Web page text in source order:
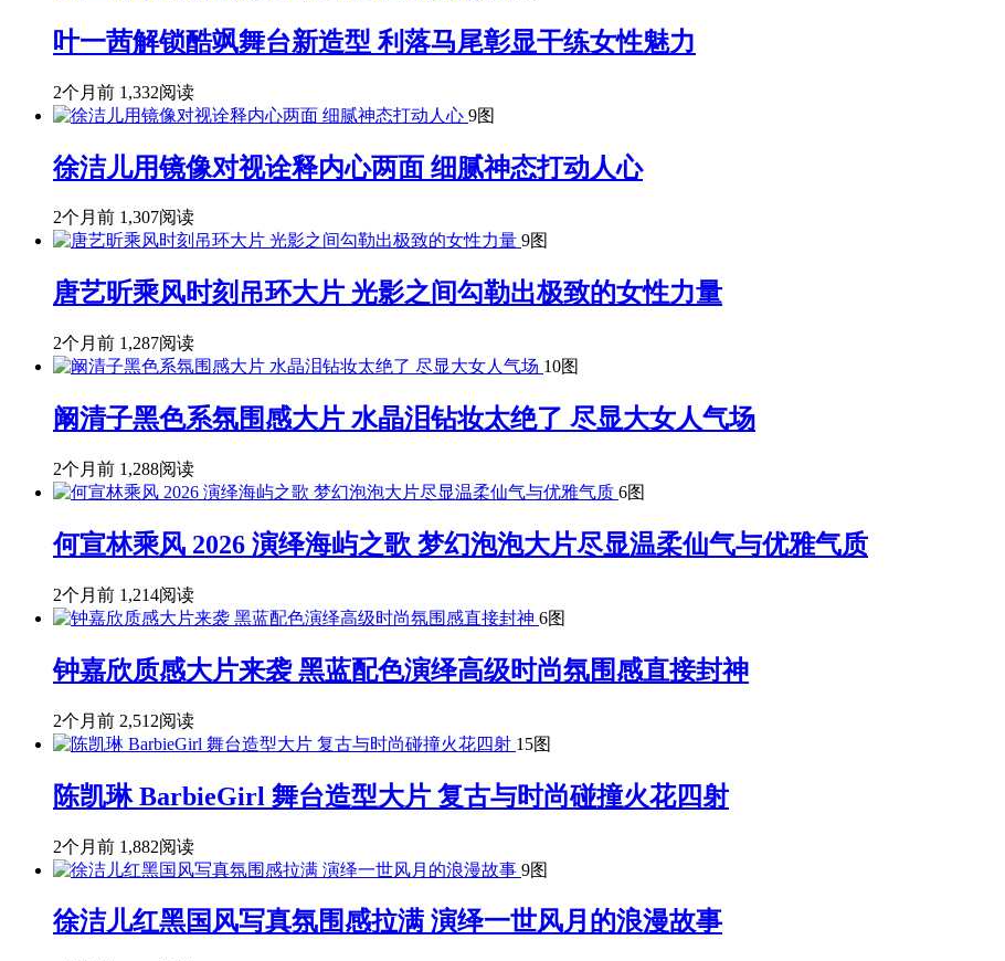
叶一茜解锁酷飒舞台新造型 利落马尾彰显干练女性魅力
2个月前 1,332阅读
9图
徐洁儿用镜像对视诠释内心两面 细腻神态打动人心
2个月前 1,307阅读
9图
唐艺昕乘风时刻吊环大片 光影之间勾勒出极致的女性力量
2个月前 1,287阅读
10图
阚清子黑色系氛围感大片 水晶泪钻妆太绝了 尽显大女人气场
2个月前 1,288阅读
6图
何宣林乘风 2026 演绎海屿之歌 梦幻泡泡大片尽显温柔仙气与优雅气质
2个月前 1,214阅读
6图
钟嘉欣质感大片来袭 黑蓝配色演绎高级时尚氛围感直接封神
2个月前 2,512阅读
15图
陈凯琳 BarbieGirl 舞台造型大片 复古与时尚碰撞火花四射
2个月前 1,882阅读
9图
徐洁儿红黑国风写真氛围感拉满 演绎一世风月的浪漫故事